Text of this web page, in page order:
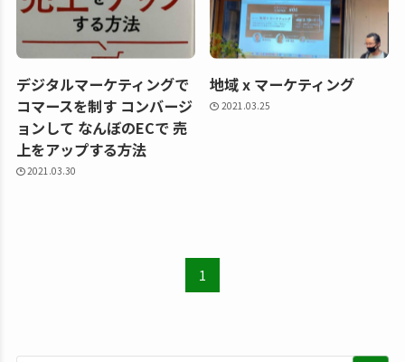
デジタルマーケティングで
コマースを制す コンバージ
ョンして なんぼのECで 売
上をアップする方法
2021.03.30
地域 x マーケティング
2021.03.25
1